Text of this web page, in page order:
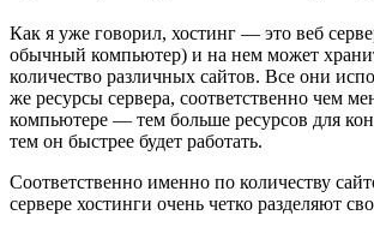
Как я уже говорил, хостинг — это веб
обычный компьютер) и на нем может
количество различных сайтов. Все они
же ресурсы сервера, соответственно чем
компьютере — тем больше ресурсов для
тем он быстрее будет работать.
Соответственно именно по количеству
сервере хостинги очень четко разделяют